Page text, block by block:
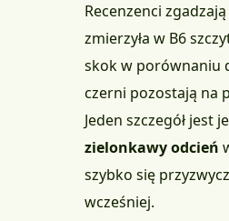
Recenzenci
zmierzyła w B6
skok w porównaniu
czerni pozostają na
Jeden szczegół
zielonkawy odcień
szybko się
wcześniej.